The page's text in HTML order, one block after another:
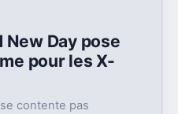
Day pose
pour les X-
contente pas